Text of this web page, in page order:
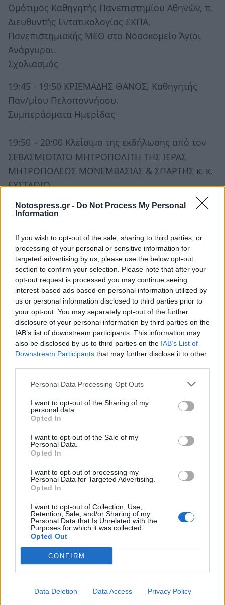
Notospress.gr - Do Not Process My Personal
Information
If you wish to opt-out of the sale, sharing to third parties, or
processing of your personal or sensitive information for
targeted advertising by us, please use the below opt-out
section to confirm your selection. Please note that after your
opt-out request is processed you may continue seeing
interest-based ads based on personal information utilized by
us or personal information disclosed to third parties prior to
your opt-out. You may separately opt-out of the further
disclosure of your personal information by third parties on the
IAB’s list of downstream participants. This information may
also be disclosed by us to third parties on the IAB’s List of
Downstream Participants that may further disclose it to other
Personal Data Processing Opt Outs
I want to opt-out of the Sharing of my
personal data.
Opted In
I want to opt-out of the Sale of my
Personal Data.
Opted In
I want to opt-out of processing my
Personal Data for Targeted Advertising.
Opted In
I want to opt-out of Collection, Use,
Retention, Sale, and/or Sharing of my
Personal Data that Is Unrelated with the
Purposes for which it was collected.
Opted Out
CONFIRM
Data Deletion Data Access Privacy Policy
Ομότιμος Καθηγητής Πανεπιστημίου Αθηνών, π.
Διευθυντής Εντατικολογίας ΕΚΠΑ,
Πανεπιστημιακής ΜΕΘ στο Νοσοκομείο Άγιοι
Ανάργυροι.
Σχολιασμός
19:45 - 19:50 ΚΡΙΕΜΑΔΗΣ ΘΑΝΟΣ, Καθηγητής
Παν/μίου Πελοποννήσου.
Συμπεράσματα Ημερίδας
19:50 – 20:00 Κλείσιμο της εκδήλωσης από τον
ΣΕΒΑΣΜΙΟΤΑΤΟ ΜΗΤΡΟΠΟΛΙΤΗ ΤΗΣ ΙΕΡΑΣ
ΜΗΤΡΟΠΟΛΕΩΣ ΜΟΝΕΜΒΑΣΙΑΣ & ΣΠΑΡΤΗΣ κ. κ.
ΕΥΣΤΑΘΙΟ.
Η είσοδος θα είναι ελεύθερη.
ημερίδας.
TAGS: ΕΠΙΣΤΗΜΗ